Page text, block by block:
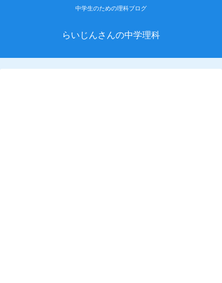
中学生のための理科ブログ
らいじんさんの中学理科